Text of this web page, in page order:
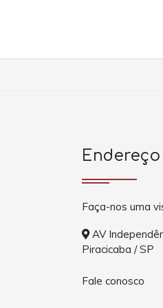
Endereço
Faça-nos uma
AV
Piracicaba / SP
Fale conosco